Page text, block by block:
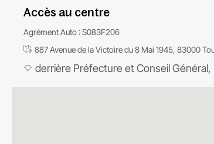
Accès au centre
Agrément Auto : S083F206
887 Avenue de la Victoire du 8 Mai 1945, 83000
derrière Préfecture et Conseil